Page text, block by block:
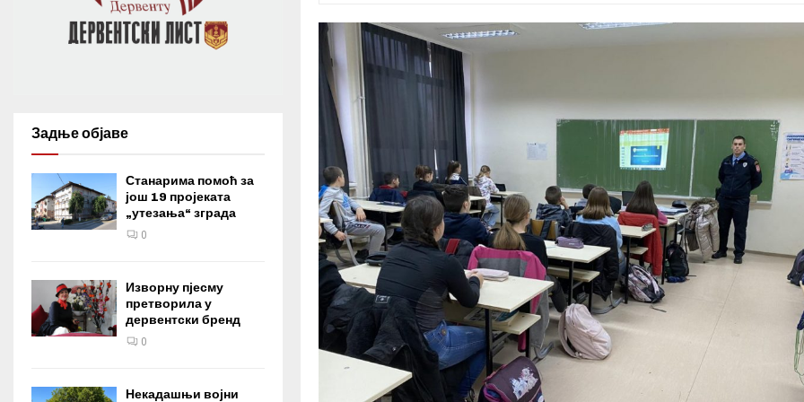
Задње објаве
Станарима помоћ за
још 19 пројеката
„утезања“ зграда
0
Изворну пјесму
претворила у
дервентски бренд
0
Некадашњи војни